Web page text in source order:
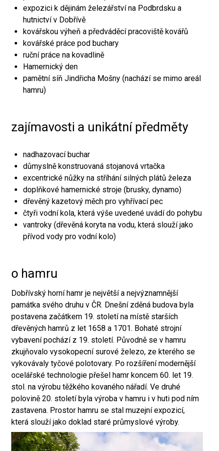
expozici k dějinám železářství na Podbrdsku a
hutnictví v Dobřívě
kovářskou výheň a předváděcí pracoviště kovářů
kovářské práce pod buchary
ruční práce na kovadlině
Hamernický den
pamětní síň Jindřicha Mošny (nachází se mimo areál
hamru)
zajímavosti a unikátní předměty
nadhazovací buchar
důmyslně konstruovaná stojanová vrtačka
excentrické nůžky na stříhání silných plátů železa
doplňkové hamernické stroje (brusky, dynamo)
dřevěný kazetový měch pro vyhřívací pec
čtyři vodní kola, která výše uvedené uvádí do pohybu
vantroky (dřevěná koryta na vodu, která slouží jako
přívod vody pro vodní kolo)
o hamru
Dobřívský horní hamr je největší a nejvýznamnější
památka svého druhu v ČR. Dnešní zděná budova byla
postavena začátkem 19. století na místě starších
dřevěných hamrů z let 1658 a 1701. Bohaté strojní
vybavení pochází z 19. století. Původně se v hamru
zkujňovalo vysokopecní surové železo, ze kterého se
vykovávaly tyčové polotovary. Po rozšíření modernější
ocelářské technologie přešel hamr koncem 60. let 19.
stol. na výrobu těžkého kovaného nářadí. Ve druhé
polovině 20. století byla výroba v hamru i v huti pod ním
zastavena. Prostor hamru se stal muzejní expozicí,
která slouží jako doklad staré průmyslové výroby.